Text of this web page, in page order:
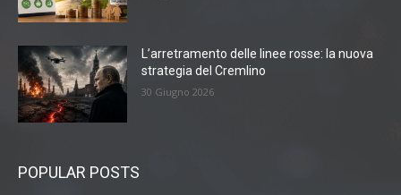
L’arretramento delle linee rosse: la nuova
strategia del Cremlino
30 Giugno 2026
POPULAR POSTS